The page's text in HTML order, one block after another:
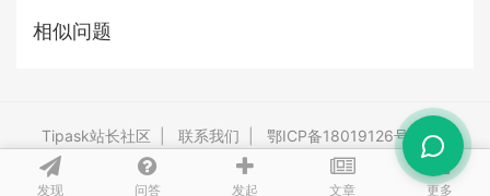
发现 问答 发起 文章 更多
相似问题
Tipask站长社区 联系我们 鄂ICP备18019126号-3 |
Powered By tipask4.0 Release 20260528 ©2009-2026 tipask.com